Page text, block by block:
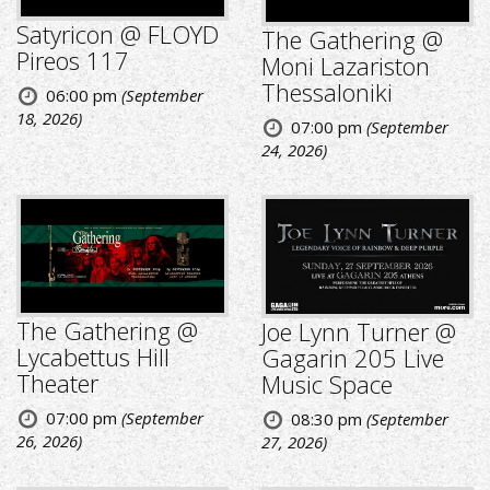
Satyricon @ FLOYD
Pireos 117
06:00 pm(September
18, 2026)
The Gathering @
Moni Lazariston
Thessaloniki
07:00 pm (September
24, 2026)
The Gathering @
Lycabettus Hill
Theater
07:00 pm (September
26, 2026)
Joe Lynn Turner @
Gagarin 205 Live
Music Space
08:30 pm (September
27, 2026)